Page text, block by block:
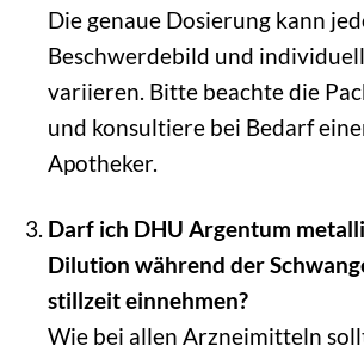
Die genaue Dosierung kann
Beschwerdebild und
variieren. Bitte beachte die
und konsultiere bei Bedarf
Apotheker.
Darf ich DHU Argentum
Dilution während der
stillzeit einnehmen?
Wie bei allen Arzneimitteln